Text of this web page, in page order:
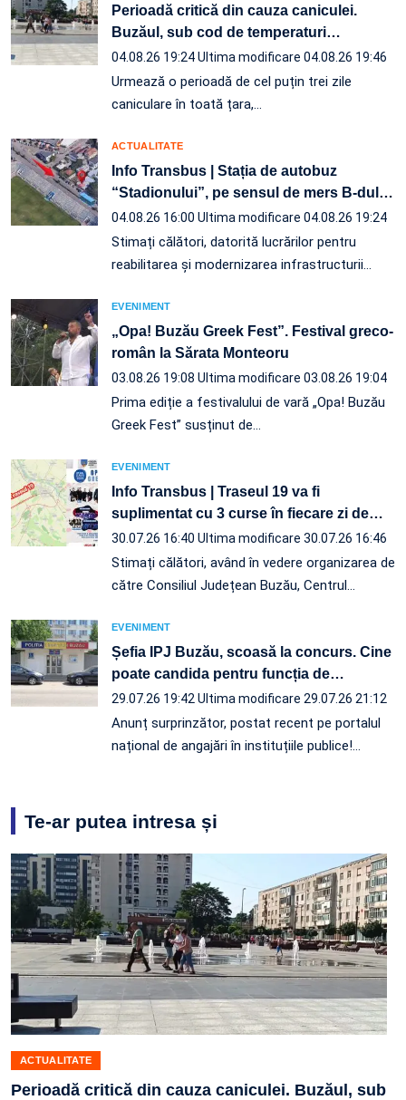
Perioadă critică din cauza caniculei.
Buzăul, sub cod de temperaturi…
04.08.26 19:24Ultima modificare 04.08.26 19:46
Urmează o perioadă de cel puțin trei zile
caniculare în toată țara,…
ACTUALITATE
Info Transbus | Stația de autobuz
“Stadionului”, pe sensul de mers B-dul …
04.08.26 16:00 Ultima modificare 04.08.26 19:24
Stimați călători, datorită lucrărilor pentru
reabilitarea și modernizarea infrastructurii…
EVENIMENT
„Opa! Buzău Greek Fest”. Festival greco-
român la Sărata Monteoru
03.08.26 19:08 Ultima modificare 03.08.26 19:04
Prima ediție a festivalului de vară „Opa! Buzău
Greek Fest” susținut de…
EVENIMENT
Info Transbus | Traseul 19 va fi
suplimentat cu 3 curse în fiecare zi de…
30.07.26 16:40 Ultima modificare 30.07.26 16:46
Stimați călători, având în vedere organizarea de
către Consiliul Județean Buzău, Centrul…
EVENIMENT
Șefia IPJ Buzău, scoasă la concurs. Cine
poate candida pentru funcția de…
29.07.26 19:42 Ultima modificare 29.07.26 21:12
Anunț surprinzător, postat recent pe portalul
național de angajări în instituțiile publice!…
Te-ar putea intresa și
ACTUALITATE
Perioadă critică din cauza caniculei. Buzăul, sub